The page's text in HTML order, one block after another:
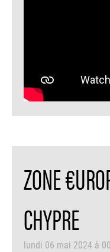
ZONE
CHYPRE
lundi 06 mai 2024 à